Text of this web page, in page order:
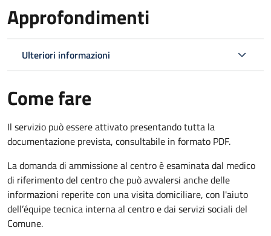
Approfondimenti
Ulteriori informazioni
Come fare
Il servizio può essere attivato presentando tutta la
documentazione prevista, consultabile in formato PDF.
La domanda di ammissione al centro è esaminata dal medico
di riferimento del centro che può avvalersi anche delle
informazioni reperite con una visita domiciliare, con l'aiuto
dell’équipe tecnica interna al centro e dai servizi sociali del
Comune.